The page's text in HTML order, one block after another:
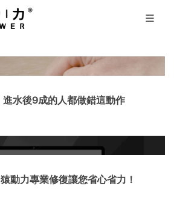
水後9成的人都做錯這動作
動力專業修復讓您省心省力！